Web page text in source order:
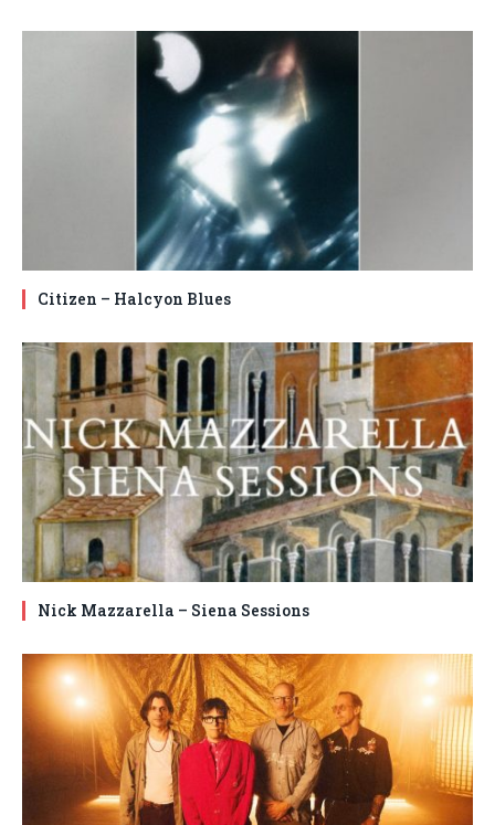
Citizen – Halcyon Blues
Nick Mazzarella – Siena Sessions